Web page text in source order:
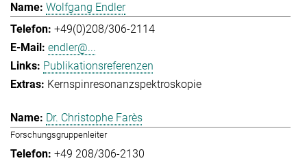
Wolfgang Endler
+49(0)208/306-2114
endler@...
Publikationsreferenzen
Kernspinresonanzspektroskopie
Dr. Christophe Farès
Forschungsgruppenleiter
+49 208/306-2130